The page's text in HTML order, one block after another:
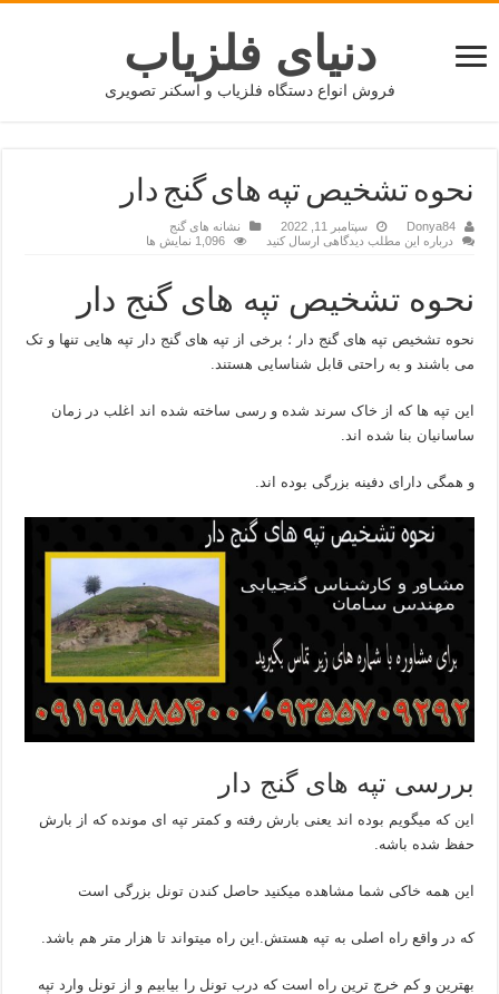
دنیای فلزیاب
فروش انواع دستگاه فلزیاب و اسکنر تصویری
نحوه تشخیص تپه های گنج دار
Donya84 سپتامبر 11, 2022
نشانه های گنج
درباره این مطلب دیدگاهی ارسال کنید
1,096 نمایش ها
نحوه تشخیص تپه های گنج دار
نحوه تشخیص تپه های گنج دار ؛ برخی از تپه های گنج دار تپه هایی تنها و تک
می باشند و به راحتی قابل شناسایی هستند.
این تپه ها که از خاک سرند شده و رسی ساخته شده اند اغلب در زمان
ساسانیان بنا شده اند.
و همگی دارای دفینه بزرگی بوده اند.
بررسی تپه های گنج دار
این که میگویم بوده اند یعنی بارش رفته و کمتر تپه ای مونده که از بارش
حفظ شده باشه.
این همه خاکی شما مشاهده میکنید حاصل کندن تونل بزرگی است
که در واقع راه اصلی به تپه هستش.این راه میتواند تا هزار متر هم باشد.
بهترین و کم خرج ترین راه است که درب تونل را بیابیم و از تونل وارد تپه